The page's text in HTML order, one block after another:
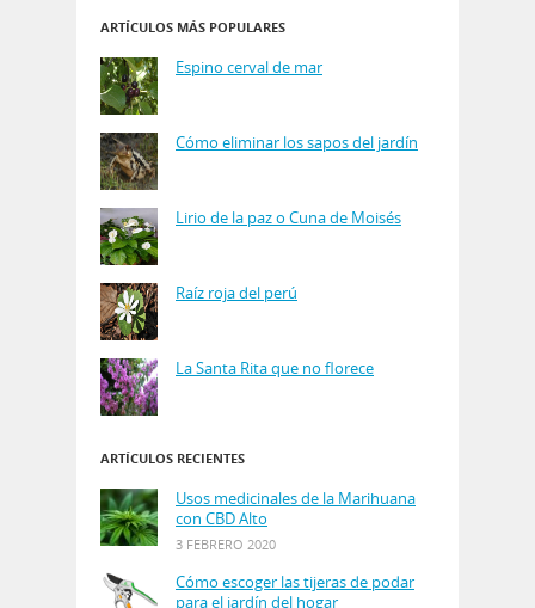
ARTÍCULOS MÁS POPULARES
Espino cerval de mar
Cómo eliminar los sapos del jardín
Lirio de la paz o Cuna de Moisés
Raíz roja del perú
La Santa Rita que no florece
ARTÍCULOS RECIENTES
Usos medicinales de la Marihuana
con CBD Alto
3 FEBRERO 2020
Cómo escoger las tijeras de podar
para el jardín del hogar